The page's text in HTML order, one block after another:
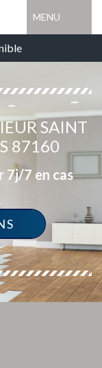
MENU
SAINT
87160
7j/7 en cas